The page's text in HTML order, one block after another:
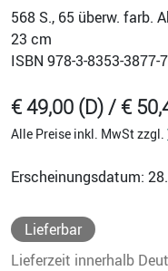
568 S., 65 überw. farb.
23 cm
ISBN 978-3-8353-3877-7
€ 49,00 (D) / €
Alle Preise inkl. MwSt zzgl.
Erscheinungsdatum:
Lieferbar
Lieferzeit innerhalb